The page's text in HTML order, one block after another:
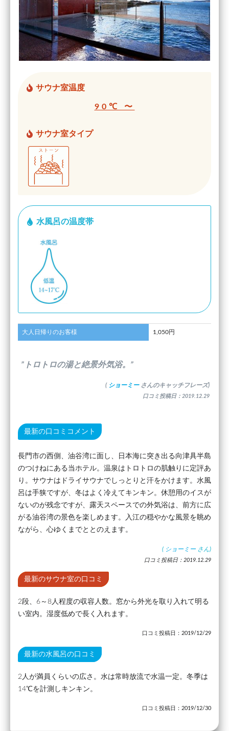
サウナ室温度
90℃ 〜
サウナ室タイプ
水風呂の温度帯
大人日帰りのお客様 1,050円
”トロトロの湯と絶景外気浴。”
( ショーミー さんのキャッチフレーズ)
口コミ投稿日：2019.12.29
最新の口コミコメント
長門市の西側、油谷湾に面し、日本海に突き出る向津具半島
のつけねにある当ホテル。温泉はトロトロの肌触りに定評あ
り。サウナはドライサウナでしっとりと汗をかけます。水風
呂は手狭ですが、冬はよく冷えてキンキン。休憩用のイスが
ないのが残念ですが、露天スペースでの外気浴は、前方に広
がる油谷湾の景色を楽しめます。入江の穏やかな風景を眺め
ながら、心ゆくまでととのえます。
( ショーミー さん)
口コミ投稿日：2019.12.29
最新のサウナ室の口コミ
2段、6～8人程度の収容人数。窓から外光を取り入れて明る
い室内。湿度低めで長く入れます。
口コミ投稿日：2019/12/29
最新の水風呂の口コミ
2人が満員くらいの広さ。水は常時放流で水温一定。冬季は
14℃を計測しキンキン。
口コミ投稿日：2019/12/30